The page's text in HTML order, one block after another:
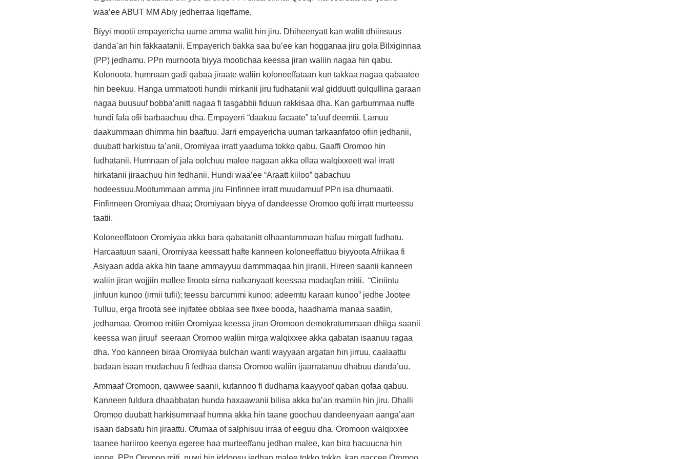
waa’ee ABUT MM Abiy jedherraa liqeffame,
Biyyi mootii empayericha uume amma walitt hin jiru. Dhiheenyatt kan walitt dhiinsuus
danda’an hin fakkaatanii. Empayerich bakka saa bu’ee kan hogganaa jiru gola Bilxiginnaa
(PP) jedhamu. PPn murnoota biyya mootichaa keessa jiran waliin nagaa hin qabu.
Kolonoota, humnaan gadi qabaa jiraate waliin koloneeffataan kun takkaa nagaa qabaatee
hin beekuu. Hanga ummatooti hundii mirkanii jiru fudhatanii wal gidduutt qulqullina garaan
nagaa buusuuf bobba’anitt nagaa fi tasgabbii fiduun rakkisaa dha. Kan garbummaa nuffe
hundi fala ofii barbaachuu dha. Empayerri “daakuu facaate” ta’uuf deemtii. Lamuu
daakummaan dhimma hin baaftuu. Jarri empayericha uuman tarkaanfatoo ofiin jedhanii,
duubatt harkistuu ta’anii, Oromiyaa irratt yaaduma tokko qabu. Gaaffi Oromoo hin
fudhatanii. Humnaan of jala oolchuu malee nagaan akka ollaa walqixxeett wal irratt
hirkatanii jiraachuu hin fedhanii. Hundi waa’ee “Araatt kiiloo” qabachuu
hodeessuu.Mootummaan amma jiru Finfinnee irratt muudamuuf PPn isa dhumaatii.
Finfinneen Oromiyaa dhaa; Oromiyaan biyya of dandeesse Oromoo qofti irratt murteessu
taatii.
Koloneeffatoon Oromiyaa akka bara qabatanitt olhaantummaan hafuu mirgatt fudhatu.
Harcaatuun saani, Oromiyaa keessatt hafte kanneen koloneeffattuu biyyoota Afriikaa fi
Asiyaan adda akka hin taane ammayyuu dammmaqaa hin jiranii. Hireen saanii kanneen
waliin jiran wojjiin mallee firoota sirna nafxanyaatt keessaa madaqfan mitii. “Ciniintu
jinfuun kunoo (irmii tufii); teessu barcummi kunoo; adeemtu karaan kunoo” jedhe Jootee
Tulluu, erga firoota see injifatee obblaa see fixee booda, haadhama manaa saatiin,
jedhamaa. Oromoo mitiin Oromiyaa keessa jiran Oromoon demokratummaan dhiiga saanii
keessa wan jiruuf seeraan Oromoo waliin mirga walqixxee akka qabatan isaanuu ragaa
dha. Yoo kanneen biraa Oromiyaa bulchan wanti wayyaan argatan hin jirruu, caalaattu
badaan isaan mudachuu fi fedhaa dansa Oromoo waliin ijaarratanuu dhabuu danda’uu.
Ammaaf Oromoon, qawwee saanii, kutannoo fi dudhama kaayyoof qaban qofaa qabuu.
Kanneen fuldura dhaabbatan hunda haxaawanii bilisa akka ba’an mamiin hin jiru. Dhalli
Oromoo duubatt harkisummaaf humna akka hin taane goochuu dandeenyaan aanga’aan
isaan dabsatu hin jiraattu. Ofumaa of salphisuu irraa of eeguu dha. Oromoon walqixxee
taanee hariiroo keenya egeree haa murteeffanu jedhan malee, kan bira hacuucna hin